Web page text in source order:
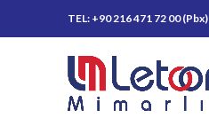
TEL: +90 216 471 72 00 (Pbx)